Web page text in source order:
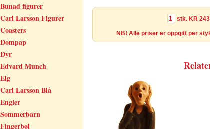
Bunad figurer
Carl Larsson Figurer
Coasters
Dompap
Dyr
Edvard Munch
Elg
Carl Larsson Blå
Engler
Sommerbarn
Fingerbøl
stk. KR
NB! Alle priser er oppgitt per